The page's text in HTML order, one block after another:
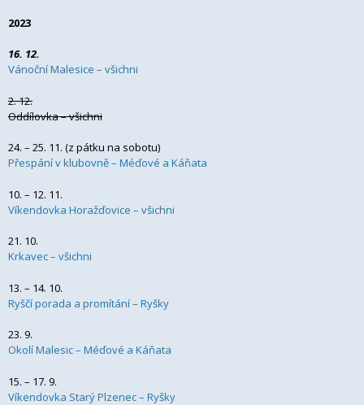
2023
16. 12.
Vánoční Malesice – všichni
2. 12.
Oddílovka – všichni
24. – 25. 11. (z pátku na sobotu)
Přespání v klubovně – Méďové a Káňata
10. – 12. 11.
Víkendovka Horažďovice – všichni
21. 10.
Krkavec – všichni
13. – 14. 10.
Ryščí porada a promítání – Ryšky
23. 9.
Okolí Malesic – Méďové a Káňata
15. – 17. 9.
Víkendovka Starý Plzenec – Ryšky